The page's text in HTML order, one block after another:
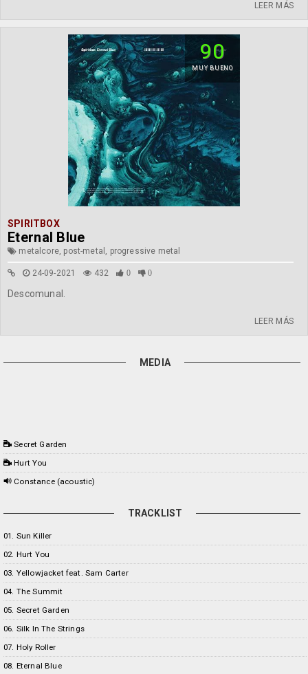
LEER MÁS
90
MUY BUENO
SPIRITBOX
Eternal Blue
metalcore, post-metal, progressive metal
24-09-2021 432 0 0
Descomunal.
LEER MÁS
MEDIA
Secret Garden
Hurt You
Constance (acoustic)
TRACKLIST
01. Sun Killer
02. Hurt You
03. Yellowjacket feat. Sam Carter
04. The Summit
05. Secret Garden
06. Silk In The Strings
07. Holy Roller
08. Eternal Blue